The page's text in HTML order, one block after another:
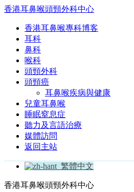
香港耳鼻喉頭頸外科中心
香港耳鼻喉專科博客
耳科
鼻科
喉科
頭頸外科
頭頸癌
耳鼻喉疾病與健康
兒童耳鼻喉
睡眠窒息症
聽力及言語治療
媒體訪問
返回主站
繁體中文
香港耳鼻喉頭頸外科中心